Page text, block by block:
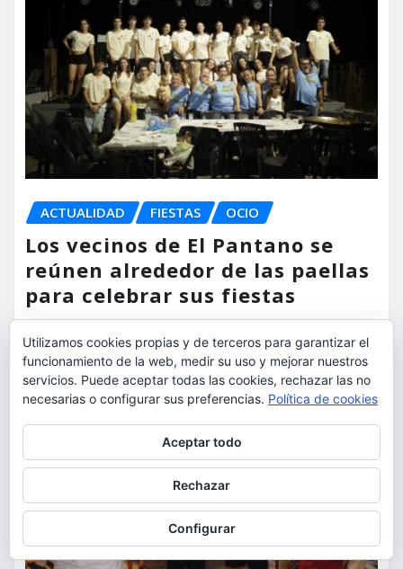
ACTUALIDAD FIESTAS OCIO
Los vecinos de El Pantano se
reúnen alrededor de las paellas
para celebrar sus fiestas
Utilizamos cookies propias y de terceros para garantizar el
funcionamiento de la web, medir su uso y mejorar nuestros
servicios. Puede aceptar todas las cookies, rechazar las no
necesarias o configurar sus preferencias. Política de cookies
Aceptar todo
Rechazar
Configurar
Para obtener más información, incluido cómo gestionar las cookies,